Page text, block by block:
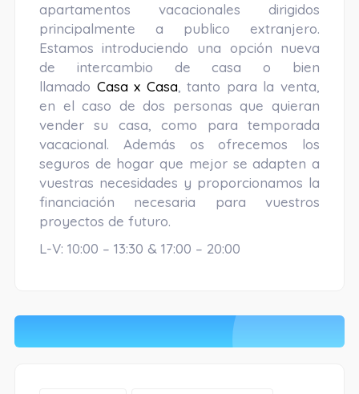
apartamentos vacacionales dirigidos
principalmente a publico extranjero.
Estamos introduciendo una opción nueva
de intercambio de casa o bien
llamado Casa x Casa , tanto para la venta,
en el caso de dos personas que quieran
vender su casa, como para temporada
vacacional. Además os ofrecemos los
seguros de hogar que mejor se adapten a
vuestras necesidades y proporcionamos la
financiación necesaria para vuestros
proyectos de futuro.
L-V: 10:00 – 13:30 & 17:00 – 20:00